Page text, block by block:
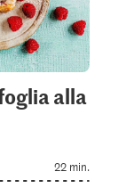
alla
22 min.